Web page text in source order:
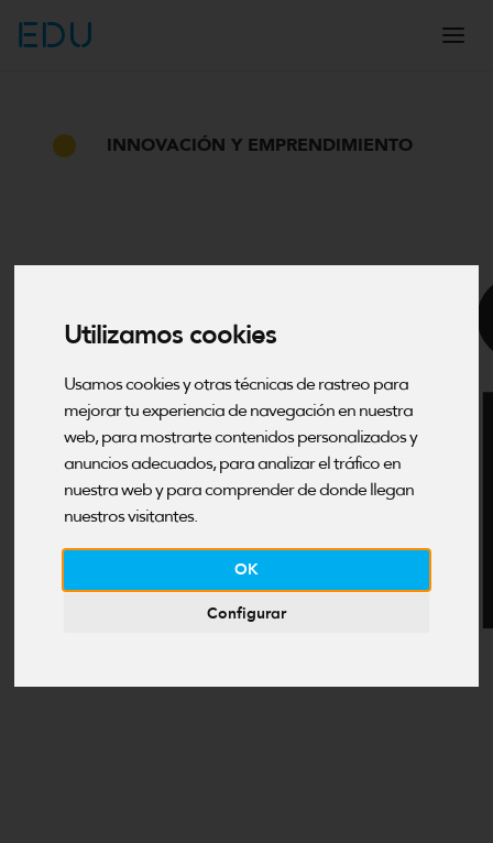
Utilizamos cookies
Usamos cookies y otras técnicas de rastreo para
mejorar tu experiencia de navegación en nuestra
web, para mostrarte contenidos personalizados y
anuncios adecuados, para analizar el tráfico en
nuestra web y para comprender de donde llegan
nuestros visitantes.
OK
Configurar
EDU
INNOVACIÓN Y EMPRENDIMIENTO